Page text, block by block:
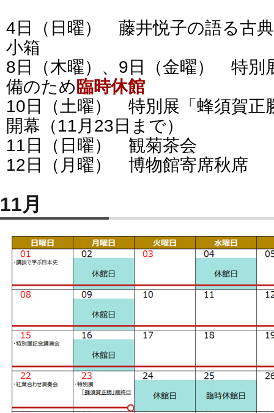
4日（日曜） 藤井悦子の語る古
小箱
8日（木曜）、9日（金曜） 特別
備のため 臨時休館
10日（土曜） 特別展「蜂須賀正
開幕（11月23日まで）
11日（日曜） 観菊茶会
12日（月曜） 博物館寄席秋席
11月